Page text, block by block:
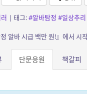
| 태그:#알바탐정 #일상추리
단문응원 책갈피